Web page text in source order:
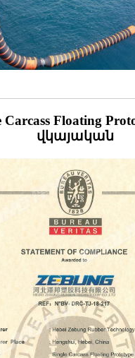
Carcass Floating
վկայական